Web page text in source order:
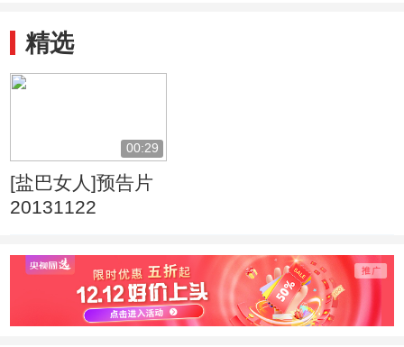
精选
00:29
[盐巴女人]预告片
20131122